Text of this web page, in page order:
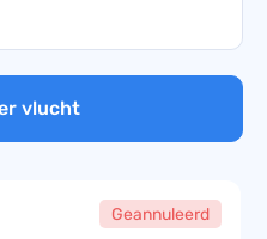
vlucht
Geannuleerd